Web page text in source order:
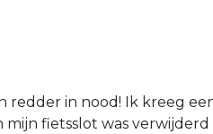
in nood! Ik kreeg
fietsslot was